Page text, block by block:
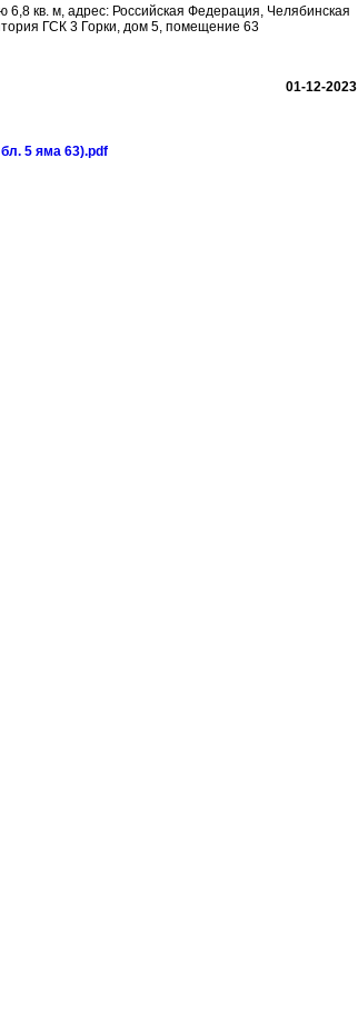
кв. м, адрес: Российская Федерация, Челябинская
ГСК 3 Горки, дом 5, помещение 63
01-12-2023
5 яма 63).pdf